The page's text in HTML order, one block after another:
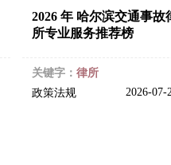
2026 年 哈尔滨交通事故
所专业服务推荐榜
关键字： 律所
政策法规
2026-